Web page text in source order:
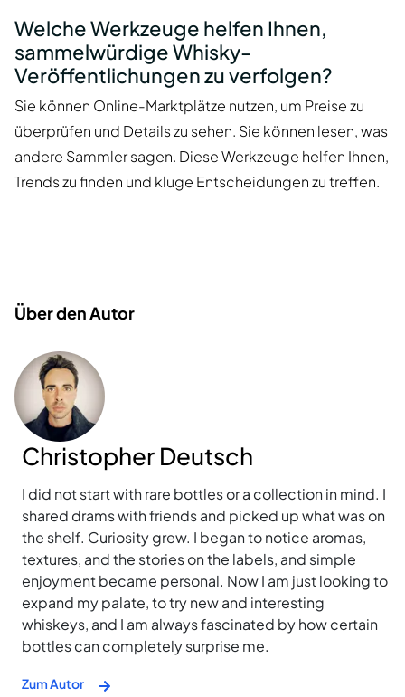
Welche Werkzeuge helfen Ihnen,
sammelwürdige Whisky-
Veröffentlichungen zu verfolgen?
Sie können Online-Marktplätze nutzen, um Preise zu
überprüfen und Details zu sehen. Sie können lesen, was
andere Sammler sagen. Diese Werkzeuge helfen Ihnen,
Trends zu finden und kluge Entscheidungen zu treffen.
Über den Autor
Christopher Deutsch
I did not start with rare bottles or a collection in mind. I
shared drams with friends and picked up what was on
the shelf. Curiosity grew. I began to notice aromas,
textures, and the stories on the labels, and simple
enjoyment became personal. Now I am just looking to
expand my palate, to try new and interesting
whiskeys, and I am always fascinated by how certain
bottles can completely surprise me.
Zum Autor